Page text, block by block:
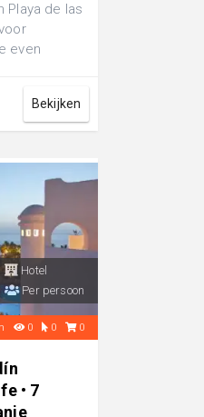
Playa de las
even
Bekijken
Hotel
Per persoon
0 0 0
• 7